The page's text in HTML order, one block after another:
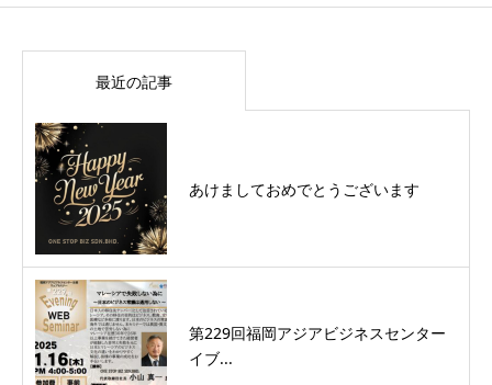
最近の記事
あけましておめでとうございます
第229回福岡アジアビジネスセンター
イブ...